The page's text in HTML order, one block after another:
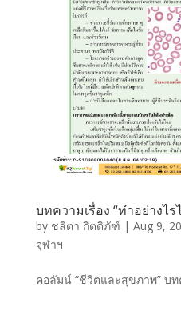
บทความเรื่อง “ทำอย่างไ
by ชลิตา กิตติภัฑ์ | Aug 9,
จุฬาฯ
คอลัมน์ “ชีวิตและสุขภาพ” บท